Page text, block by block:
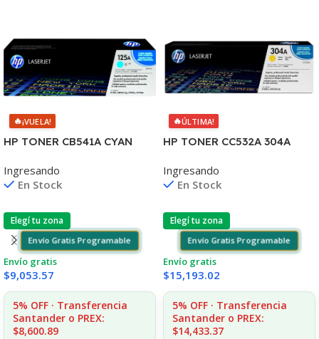
🔥¡VUELA!
HP TONER CB541A CYAN
1215/1515/1510/1312
Ingresando
En Stock
Elegí tu zona
Envío Gratis Programable
Envío gratis
$9,053.57
5% OFF · Transferencia
Santander o PREX:
$8,600.89
🔥ÚLTIMA!
HP TONER CC532A 304A
2020/2025/2030/2320
2.800 CPS CP
Ingresando
En Stock
Elegí tu zona
Envío Gratis Programable
Envío gratis
$15,193.02
5% OFF · Transferencia
Santander o PREX:
$14,433.37